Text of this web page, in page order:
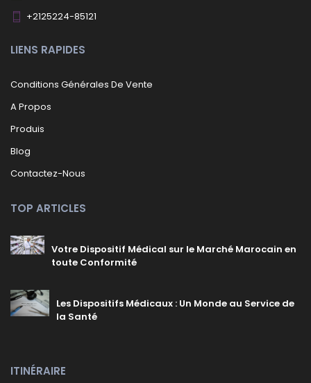
+2125224-85121
LIENS RAPIDES
Conditions Générales De Vente
A Propos
Produis
Blog
Contactez-Nous
TOP ARTICLES
Votre Dispositif Médical sur le Marché Marocain en
toute Conformité
Les Dispositifs Médicaux : Un Monde au Service de
la Santé
ITINÉRAIRE